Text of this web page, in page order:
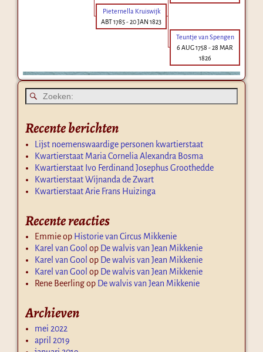
Pieternella Kruiswijk
ABT 1785-20 JAN 1823
Teuntje van Spengen
6 AUG 1758 -28 MAR
1826
Recente berichten
Lijst noemenswaardige personen kwartierstaat
Kwartierstaat Maria Cornelia Alexandra Bosma
Kwartierstaat Ivo Ferdinand Josephus Groothedde
Kwartierstaat Wijnanda de Zwart
Kwartierstaat Arie Frans Huizinga
Recente reacties
Emmieop Historie van Circus Mikkenie
Karel van Gool op De walvis van Jean Mikkenie
Karel van Gool op De walvis van Jean Mikkenie
Karel van Gool op De walvis van Jean Mikkenie
Rene Beerlingop De walvis van Jean Mikkenie
Archieven
mei 2022
april 2019